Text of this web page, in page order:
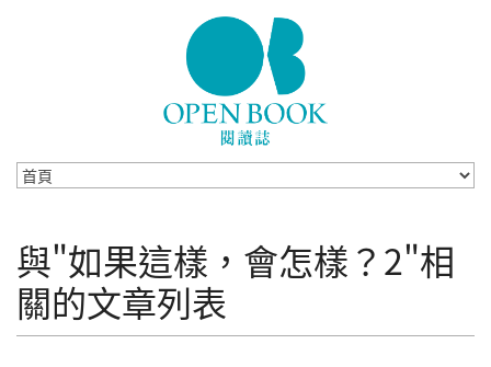
與"如果這樣，會怎樣？2"相
關的文章列表